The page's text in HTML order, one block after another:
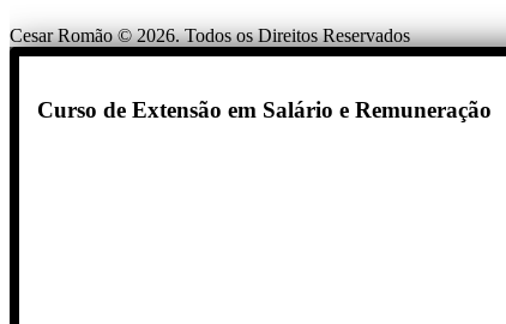
Cesar Romão © 2026. Todos os Direitos Reservados
Curso de Extensão em Salário e Remuneração